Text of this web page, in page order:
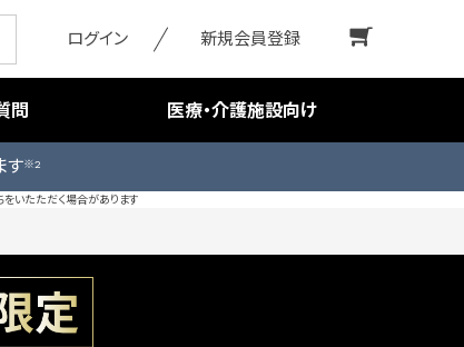
ログイン 新規会員登録
問 医療・介護施設向け
す※2
いたただく場合があります